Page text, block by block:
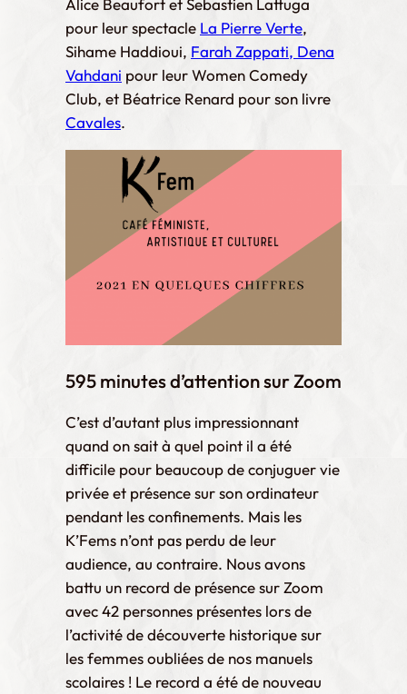
pour leur spectacle La Pierre Verte,
Sihame Haddioui, Farah Zappati, Dena
Vahdani pour leur Women Comedy
Club, et Béatrice Renard pour son livre
Cavales.
595 minutes d’attention sur Zoom
C’est d’autant plus impressionnant
quand on sait à quel point il a été
difficile pour beaucoup de conjuguer vie
privée et présence sur son ordinateur
pendant les confinements. Mais les
K’Fems n’ont pas perdu de leur
audience, au contraire. Nous avons
battu un record de présence sur Zoom
avec 42 personnes présentes lors de
l’activité de découverte historique sur
les femmes oubliées de nos manuels
scolaires ! Le record a été de nouveau